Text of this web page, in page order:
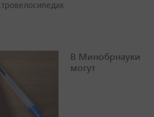
В Минобрнауки
могут